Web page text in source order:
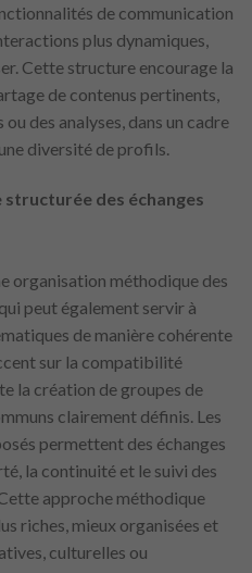
de communication
plus dynamiques,
Cette structure encourage la
de contenus pertinents,
des analyses, dans un cadre
diversité de profils.
des échanges
organisation méthodique des
peut également servir à
de manière cohérente
sur la compatibilité
la création de groupes de
clairement définis. Les
permettent des échanges
la continuité et le suivi des
approche méthodique
riches, mieux organisées et
culturelles ou